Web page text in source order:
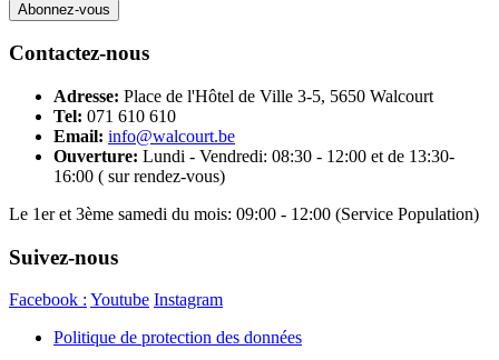
Contactez-nous
Adresse: Place de l'Hôtel de Ville 3-5, 5650 Walcourt
Tel: 071 610 610
Email: info@walcourt.be
Ouverture: Lundi - Vendredi: 08:30 - 12:00 et de 13:30-
16:00 ( sur rendez-vous)
Le 1er et 3ème samedi du mois: 09:00 - 12:00 (Service Population)
Suivez-nous
Facebook : Youtube Instagram
Politique de protection des données